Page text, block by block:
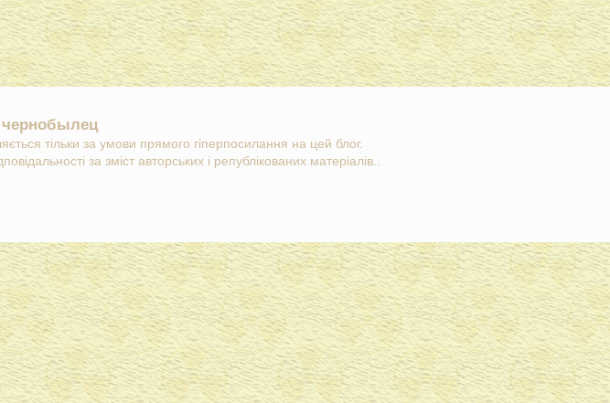
чернобылец
тільки за умови прямого гіперпосилання на цей блог.
за зміст авторських і републікованих матеріалів..